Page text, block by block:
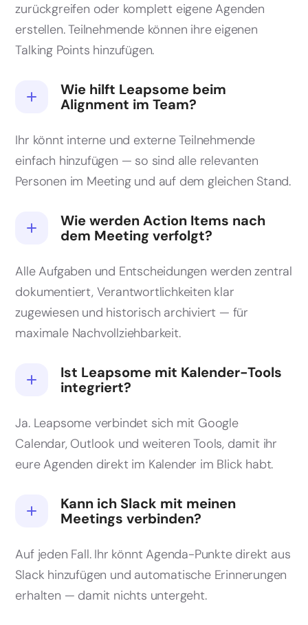
zurückgreifen oder komplett eigene Agenden
erstellen. Teilnehmende können ihre eigenen
Talking Points hinzufügen.
Wie hilft Leapsome beim
Alignment im Team?
Ihr könnt interne und externe Teilnehmende
einfach hinzufügen — so sind alle relevanten
Personen im Meeting und auf dem gleichen Stand.
Wie werden Action Items nach
dem Meeting verfolgt?
Alle Aufgaben und Entscheidungen werden zentral
dokumentiert, Verantwortlichkeiten klar
zugewiesen und historisch archiviert — für
maximale Nachvollziehbarkeit.
Ist Leapsome mit Kalender-Tools
integriert?
Ja. Leapsome verbindet sich mit Google
Calendar, Outlook und weiteren Tools, damit ihr
eure Agenden direkt im Kalender im Blick habt.
Kann ich Slack mit meinen
Meetings verbinden?
Auf jeden Fall. Ihr könnt Agenda-Punkte direkt aus
Slack hinzufügen und automatische Erinnerungen
erhalten — damit nichts untergeht.